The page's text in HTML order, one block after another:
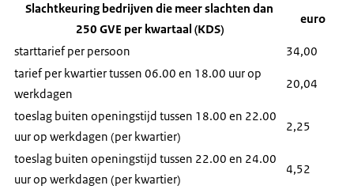
Slachtkeuring bedrijven die meer slachten dan
250 GVE per kwartaal (KDS)
euro
starttarief per persoon
34,00
tarief per kwartier tussen 06.00 en 18.00 uur op
werkdagen
20,04
toeslag buiten openingstijd tussen 18.00 en 22.00
uur op werkdagen (per kwartier)
2,25
toeslag buiten openingstijd tussen 22.00 en 24.00
uur op werkdagen (per kwartier)
4,52